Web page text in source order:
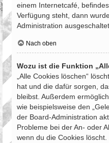
einem Internetcafé,
Verfügung steht, dann
Administration ausgeschaltet.
Nach oben
Wozu ist die Funktion
„Alle Cookies löschen“
hat und die dafür sorgen,
bleibst. Außerdem
wie beispielsweise den
der Board-Administration
Probleme bei der An- oder
wenn du die Cookies löscht.